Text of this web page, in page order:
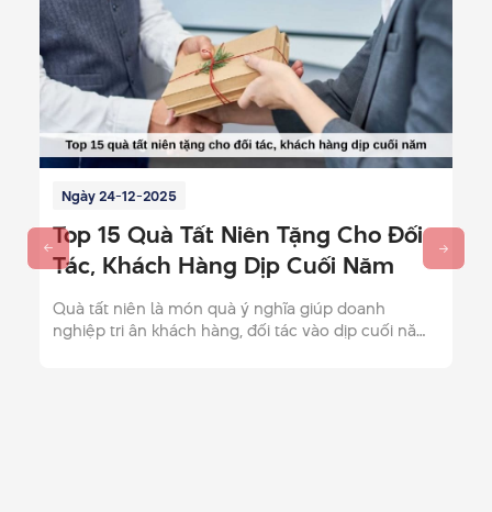
Ngày 24-12-2025
Top 15 Quà Tất Niên Tặng Cho Đối
Tác, Khách Hàng Dịp Cuối Năm
Quà tất niên là món quà ý nghĩa giúp doanh
nghiệp tri ân khách hàng, đối tác vào dịp cuối năm.